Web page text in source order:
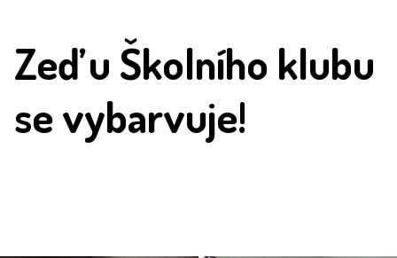
Zeď u Školního klubu
se vybarvuje!